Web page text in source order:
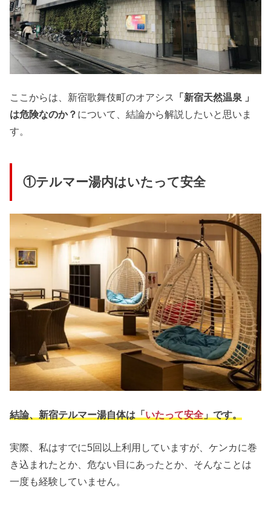
ここからは、新宿歌舞伎町のオアシス
「新宿天然温泉 」
は危険なのか？ について、結論から解説したいと思いま
す。
①テルマー湯内はいたって安全
結論、新宿テルマー湯自体は「いたって安全 」です。
実際、私はすでに5回以上利用していますが、ケンカに巻
き込まれたとか、危ない目にあったとか、そんなことは
一度も経験していません。